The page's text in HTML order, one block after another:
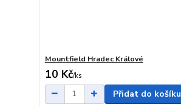
Mountfield Hradec Králové
10 Kč/ks
Přidat do košíku